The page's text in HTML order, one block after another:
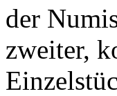
der
zweiter,